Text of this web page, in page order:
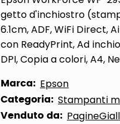
getto d'inchiostro
6.1cm, ADF, WiFi Direct,
con ReadyPrint, Ad
DPI, Copia a colori, A4,
Marca: Epson
Categoria: Stampanti
Venduto da: